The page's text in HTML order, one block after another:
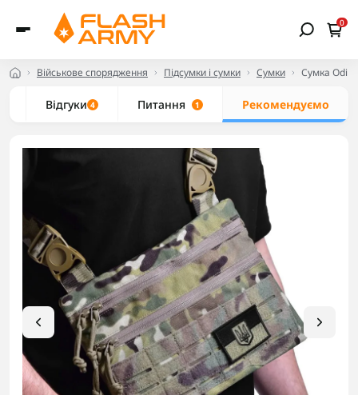
0
Військове спорядження Підсумки і сумки Сумки Сумка Odin
Відгуки 4 Питання 1 Рекомендуємо